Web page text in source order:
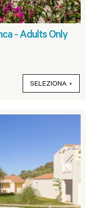
- Adults Only
SELEZIONA